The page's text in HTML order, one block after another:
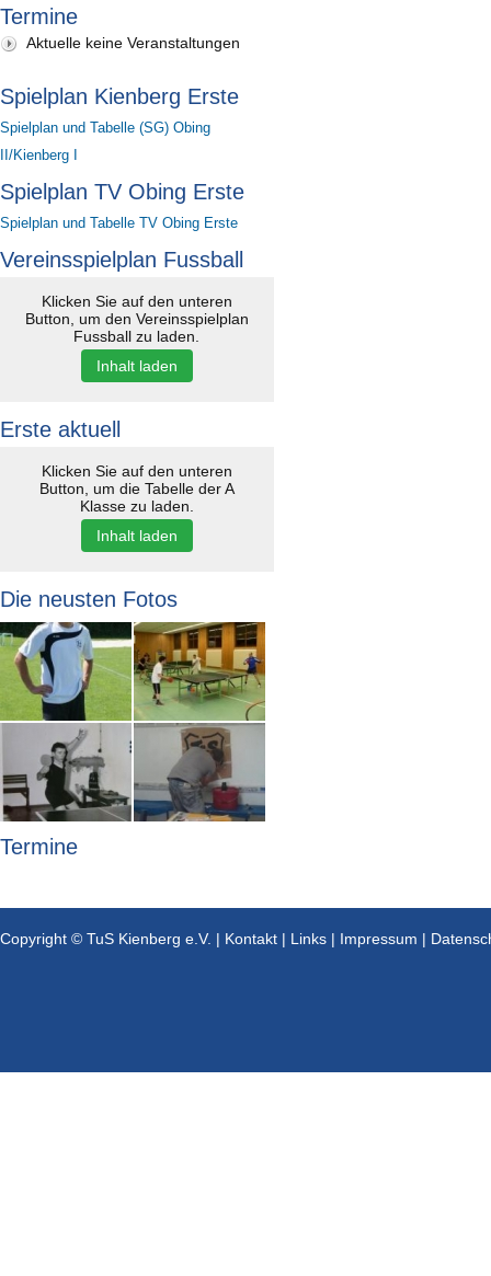
Termine
Aktuelle keine Veranstaltungen
Spielplan Kienberg Erste
Spielplan und Tabelle (SG) Obing
II/Kienberg I
Spielplan TV Obing Erste
Spielplan und Tabelle TV Obing Erste
Vereinsspielplan Fussball
Klicken Sie auf den unteren
Button, um den Vereinsspielplan
Fussball zu laden.
Inhalt laden
Erste aktuell
Klicken Sie auf den unteren
Button, um die Tabelle der A
Klasse zu laden.
Inhalt laden
Die neusten Fotos
Termine
Copyright © TuS Kienberg e.V. | Kontakt | Links | Impressum |